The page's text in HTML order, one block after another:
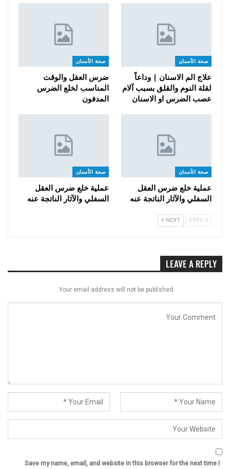
صحة الأسنان
علاج الم الاسنان | وداعاً
لقلة النوم والقلق بسبب آلام
عصب الضرس او الاسنان
صحة الأسنان
ضرس العقل والوقت
المناسب لخلع الضرس
المدفون
صحة الأسنان
عملية خلع ضرس العقل
السفلي والآثار الناتجة عنه
صحة الأسنان
عملية خلع ضرس العقل
السفلي والآثار الناتجة عنه
NEXT
LEAVE A REPLY
Your email address will not be published.
Save my name, email, and website in this browser for the next time I